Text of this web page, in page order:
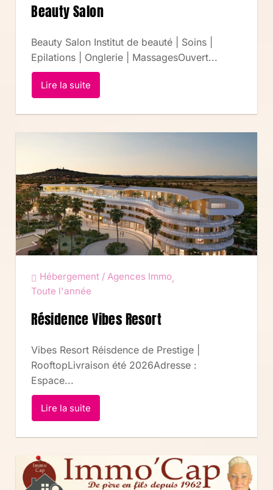
Beauty Salon
Beauty Salon Institut de beauté | Soins |
Epilations | Onglerie | MassagesOuvert...
Lire la suite
Hébergement / Agences Immo,
Toute l'année
Résidence Vibes Resort
Vibes Resort Réisdence de Prestige |
RooftopLivraison été 2026Adresse :
Espace...
Lire la suite